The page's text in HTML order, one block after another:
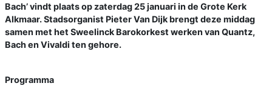
Bach’ vindt plaats op zaterdag 25 januari in de Grote Kerk
Alkmaar. Stadsorganist Pieter Van Dijk brengt deze middag
samen met het Sweelinck Barokorkest werken van Quantz,
Bach en Vivaldi ten gehore.
Programma